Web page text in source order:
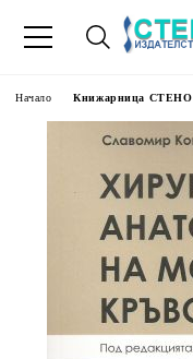
Начало Книжарница СТЕНО